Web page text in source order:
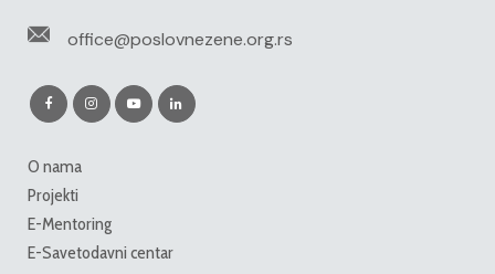
office@poslovnezene.org.rs
O nama
Projekti
E-Mentoring
E-Savetodavni centar